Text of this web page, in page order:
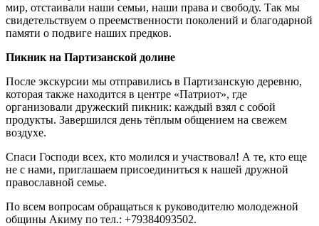
мир, отстаивали наши семьи, наши права и свободу. Так мы
свидетельствуем о преемственности поколений и благодарной
памяти о подвиге наших предков.
Пикник на Партизанской долине
После экскурсии мы отправились в Партизанскую деревню,
которая также находится в центре «Патриот», где
организовали дружеский пикник: каждый взял с собой
продукты. Завершился день тёплым общением на свежем
воздухе.
Спаси Господи всех, кто молился и участвовал! А те, кто еще
не с нами, приглашаем присоединиться к нашей дружной
православной семье.
По всем вопросам обращаться к руководителю молодежной
общины Акиму по тел.: +79384093502.